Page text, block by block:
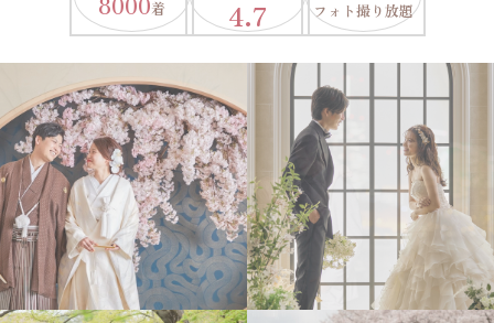
着 4.7
フォト撮り放題